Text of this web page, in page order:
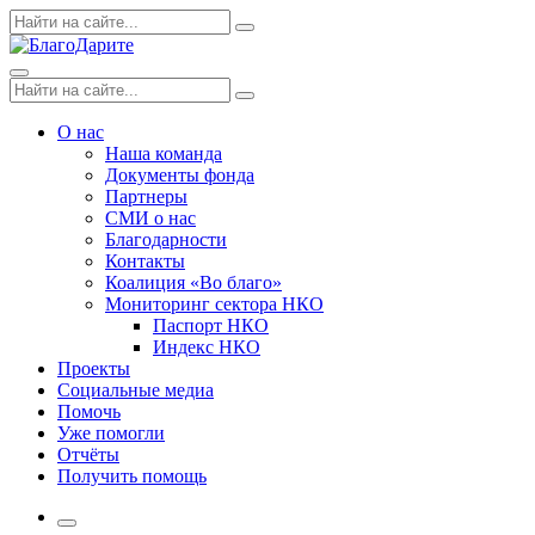
Skip
to
Поиск
по:
Search
Menu
Поиск
по:
Search
О нас
Наша команда
Документы фонда
Партнеры
СМИ о нас
Благодарности
Контакты
Коалиция «Во благо»
Мониторинг сектора НКО
Паспорт НКО
Индекс НКО
Проекты
Социальные медиа
Помочь
Уже помогли
Отчёты
Получить помощь
More